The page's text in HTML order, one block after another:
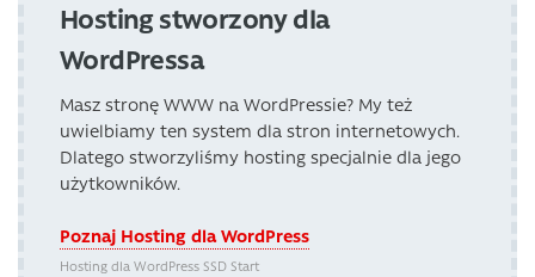
Hosting stworzony dla
WordPressa
Masz stronę WWW na WordPressie? My też
uwielbiamy ten system dla stron internetowych.
Dlatego stworzyliśmy hosting specjalnie dla jego
użytkowników.
Poznaj Hosting dla WordPress
Hosting dla WordPress SSD Start